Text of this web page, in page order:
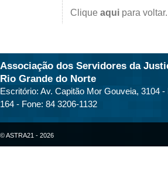
Clique aqui para voltar.
Associação dos Servidores da
Rio Grande do Norte
Escritório: Av. Capitão Mor Gouveia, 3104
164 - Fone: 84 3206-1132
© ASTRA21 - 2026